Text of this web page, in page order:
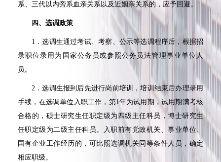
系、三代以内旁系血亲关系以及近姻亲关系的，应予回避。
四、选调政策
1 ．选调生通过考试、考察、公示等选调程序后，根据招
录职位录用为国家公务员或参照公务员法管理事业单位人
员。
2 ．选调生报到后先进行岗前培训，培训结束后办理录用
手续，在选调单位入职工作，第1年为试用期，试用期满考核
合格的，硕士研究生任职定级为四级主任科员，博士研究生
任职定级为二级主任科员。入职前有党政机关、事业单位、
国有企业工作经历的，可比照选调机关同等条件人员，确定
相应职级。